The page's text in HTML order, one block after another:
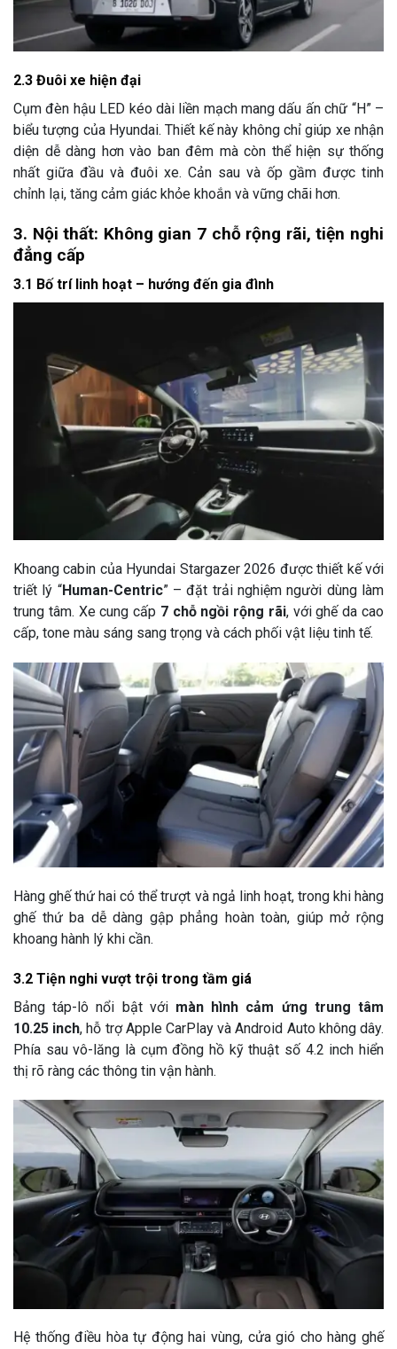
2.3 Đuôi xe hiện đại
Cụm đèn hậu LED kéo dài liền mạch mang dấu ấn chữ “H” –
biểu tượng của Hyundai. Thiết kế này không chỉ giúp xe nhận
diện dễ dàng hơn vào ban đêm mà còn thể hiện sự thống
nhất giữa đầu và đuôi xe. Cản sau và ốp gầm được tinh
chỉnh lại, tăng cảm giác khỏe khoắn và vững chãi hơn.
3. Nội thất: Không gian 7 chỗ rộng rãi, tiện nghi
đẳng cấp
3.1 Bố trí linh hoạt – hướng đến gia đình
Khoang cabin của Hyundai Stargazer 2026 được thiết kế với
triết lý “Human-Centric” – đặt trải nghiệm người dùng làm
trung tâm. Xe cung cấp 7 chỗ ngồi rộng rãi, với ghế da cao
cấp, tone màu sáng sang trọng và cách phối vật liệu tinh tế.
Hàng ghế thứ hai có thể trượt và ngả linh hoạt, trong khi hàng
ghế thứ ba dễ dàng gập phẳng hoàn toàn, giúp mở rộng
khoang hành lý khi cần.
3.2 Tiện nghi vượt trội trong tầm giá
Bảng táp-lô nổi bật với màn hình cảm ứng trung tâm
10.25 inch, hỗ trợ Apple CarPlay và Android Auto không dây.
Phía sau vô-lăng là cụm đồng hồ kỹ thuật số 4.2 inch hiển
thị rõ ràng các thông tin vận hành.
Hệ thống điều hòa tự động hai vùng, cửa gió cho hàng ghế